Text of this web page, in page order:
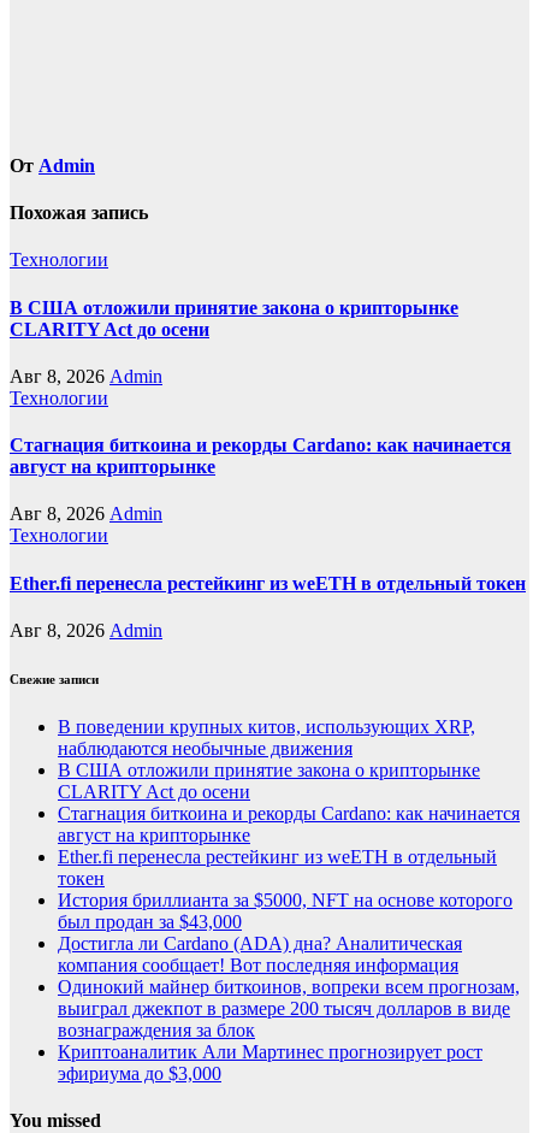
От Admin
Похожая запись
Технологии
В США отложили принятие закона о крипторынке
CLARITY Act до осени
Авг 8, 2026 Admin
Технологии
Стагнация биткоина и рекорды Cardano: как начинается
август на крипторынке
Авг 8, 2026 Admin
Технологии
Ether.fi перенесла рестейкинг из weETH в отдельный токен
Авг 8, 2026 Admin
Свежие записи
В поведении крупных китов, использующих XRP,
наблюдаются необычные движения
В США отложили принятие закона о крипторынке
CLARITY Act до осени
Стагнация биткоина и рекорды Cardano: как начинается
август на крипторынке
Ether.fi перенесла рестейкинг из weETH в отдельный
токен
История бриллианта за $5000, NFT на основе которого
был продан за $43,000
Достигла ли Cardano (ADA) дна? Аналитическая
компания сообщает! Вот последняя информация
Одинокий майнер биткоинов, вопреки всем прогнозам,
выиграл джекпот в размере 200 тысяч долларов в виде
вознаграждения за блок
Криптоаналитик Али Мартинес прогнозирует рост
эфириума до $3,000
You missed